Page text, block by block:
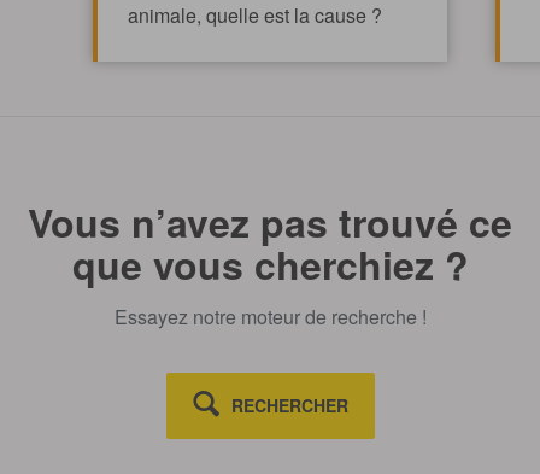
animale, quelle est la cause ?
Vous n’avez pas trouvé ce
que vous cherchiez ?
Essayez notre moteur de recherche !
RECHERCHER